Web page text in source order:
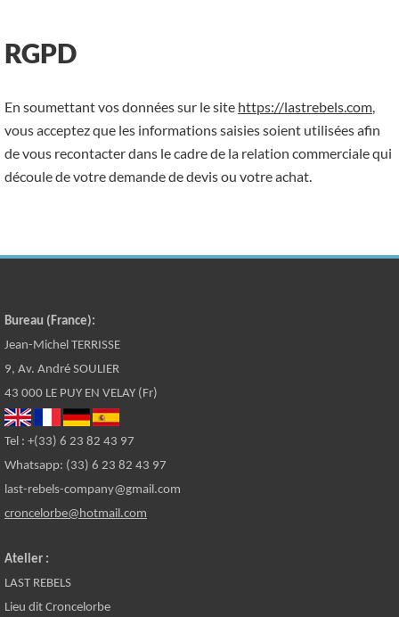
RGPD
En soumettant vos données sur le site https://lastrebels.com,
vous acceptez que les informations saisies soient utilisées afin
de vous recontacter dans le cadre de la relation commerciale qui
découle de votre demande de devis ou votre achat.
Bureau (France):
Jean-Michel TERRISSE
9, Av. André SOULIER
43 000 LE PUY EN VELAY (Fr)
Tel : +(33) 6 23 82 43 97
Whatsapp: (33) 6 23 82 43 97
last-rebels-company@gmail.com
croncelorbe@hotmail.com
Atelier :
LAST REBELS
Lieu dit Croncelorbe